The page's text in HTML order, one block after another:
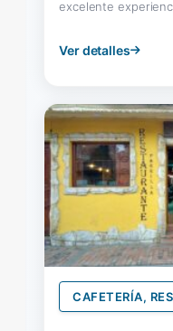
excelente
Ver detalles
CAFETERÍA,